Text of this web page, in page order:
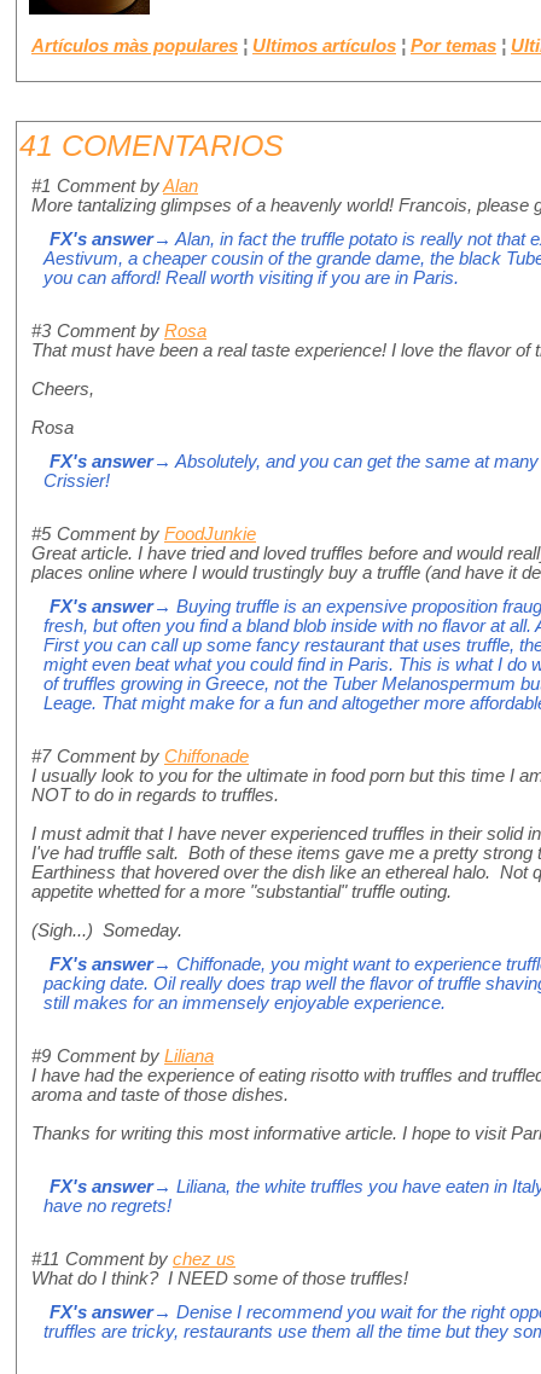
Artículos màs populares ¦ Ultimos artículos ¦ Por temas ¦
41 COMENTARIOS
#1 Comment byAlan
More tantalizing glimpses of a heavenly world! Francois,
FX's answer→ Alan, in fact the truffle potato is really not that
Aestivum, a cheaper cousin of the grande dame, the black
you can afford! Reall worth visiting if you are in Paris.
#3 Comment by Rosa
That must have been a real taste experience! I love the flavor of
Cheers,
Rosa
FX's answer→ Absolutely, and you can get the same at
Crissier!
#5 Comment by FoodJunkie
Great article. I have tried and loved truffles before and would
places online where I would trustingly buy a truffle (and have it
FX's answer→ Buying truffle is an expensive proposition
fresh, but often you find a bland blob inside with no flavor at
First you can call up some fancy restaurant that uses truffle,
might even beat what you could find in Paris. This is what I
of truffles growing in Greece, not the Tuber Melanospermum
Leage. That might make for a fun and altogether more
#7 Comment by Chiffonade
I usually look to you for the ultimate in food porn but this time I
NOT to do in regards to truffles.
I must admit that I have never experienced truffles in their solid
I've had truffle salt. Both of these items gave me a pretty
Earthiness that hovered over the dish like an ethereal halo.
appetite whetted for a more "substantial" truffle outing.
(Sigh...) Someday.
FX's answer→ Chiffonade, you might want to experience
packing date. Oil really does trap well the flavor of truffle
still makes for an immensely enjoyable experience.
#9 Comment by Liliana
I have had the experience of eating risotto with truffles and
aroma and taste of those dishes.
Thanks for writing this most informative article. I hope to visit
FX's answer→ Liliana, the white truffles you have eaten in
have no regrets!
#11 Comment by chez us
What do I think? I NEED some of those truffles!
FX's answer→ Denise I recommend you wait for the right
truffles are tricky, restaurants use them all the time but they